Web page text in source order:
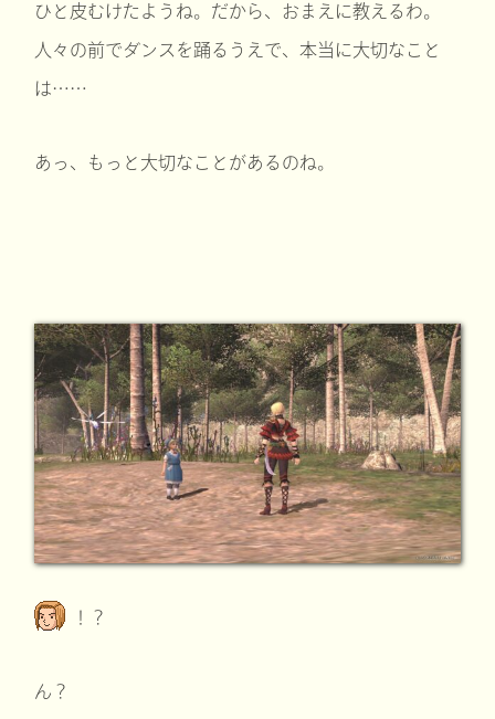
ひと皮むけたようね。だから、おまえに教えるわ。
人々の前でダンスを踊るうえで、本当に大切なこと
は……
あっ、もっと大切なことがあるのね。
！？
ん？